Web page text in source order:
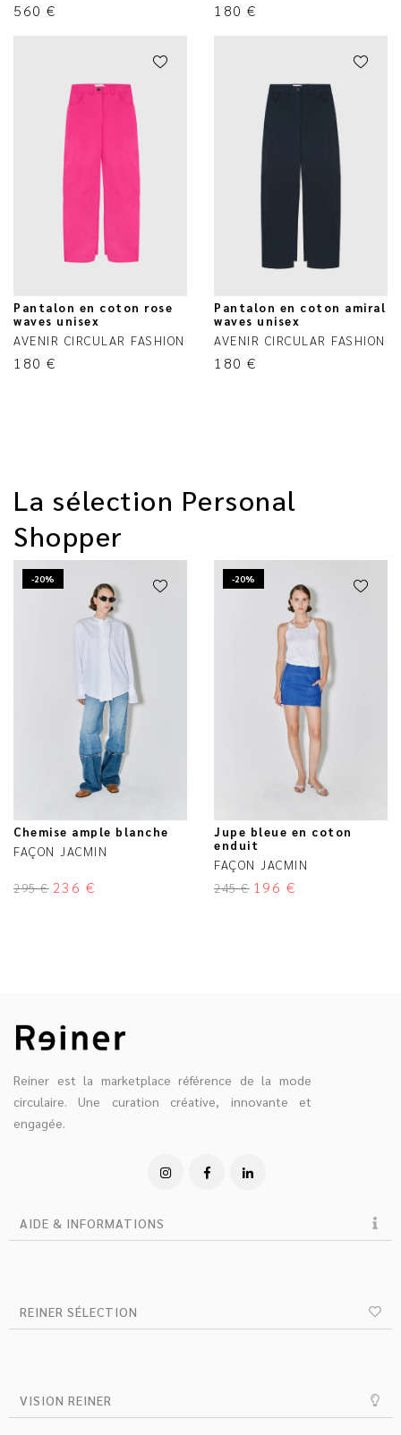
560 € 180 €
Pantalon en coton rose
waves unisex
AVENIR CIRCULAR FASHION
180 €
Pantalon en coton amiral
waves unisex
AVENIR CIRCULAR FASHION
180 €
La sélection Personal
Shopper
-20%
Chemise ample blanche
FAÇON JACMIN
295€ 236 €
-20%
Jupe bleue en coton
enduit
FAÇON JACMIN
245€ 196 €
Reiner est la marketplace référence de la mode
circulaire. Une curation créative, innovante et
engagée.
AIDE & INFORMATIONS
REINER SÉLECTION
VISION REINER